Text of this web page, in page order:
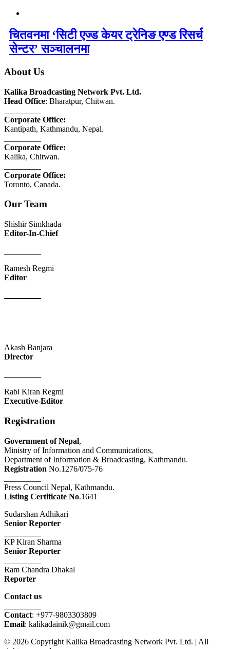
चितवनमा ‘सिटी एज्ड केयर ट्रेनिङ एण्ड रिसर्च
सेन्टर’ सञ्चालनमा
About Us
Kalika Broadcasting Network Pvt. Ltd.
Head Office: Bharatpur, Chitwan.
Corporate Office:
Kantipath, Kathmandu, Nepal.
Corporate Office:
Kalika, Chitwan.
Corporate Office:
Toronto, Canada.
Our Team
Shishir Simkhada
Editor-In-Chief
Ramesh Regmi
Editor
Akash Banjara
Director
Rabi Kiran Regmi
Executive-Editor
Registration
Government of Nepal,
Ministry of Information and Communications,
Department of Information & Broadcasting, Kathmandu.
Registration No.1276/075-76
Press Council Nepal, Kathmandu.
Listing Certificate No.1641
Sudarshan Adhikari
Senior Reporter
KP Kiran Sharma
Senior Reporter
Ram Chandra Dhakal
Reporter
Contact us
Contact: +977-9803303809
Email: kalikadainik@gmail.com
© 2026 Copyright Kalika Broadcasting Network Pvt. Ltd. | All